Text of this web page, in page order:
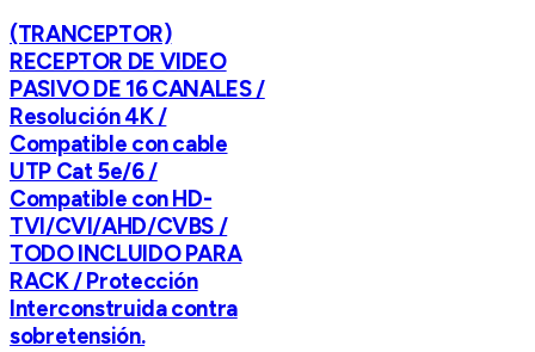
(TRANCEPTOR)
RECEPTOR DE VIDEO
PASIVO DE 16 CANALES /
Resolución 4K /
Compatible con cable
UTP Cat 5e/6 /
Compatible con HD-
TVI/CVI/AHD/CVBS /
TODO INCLUIDO PARA
RACK / Protección
Interconstruida contra
sobretensión.